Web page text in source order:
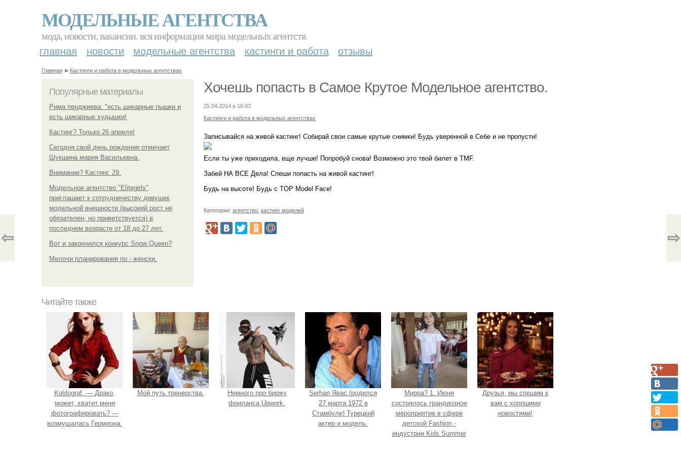
МОДЕЛЬНЫЕ АГЕНТСТВА
мода, новости, вакансии. вся информация мира модельных агентств
главная новости модельные агентства кастинги и работа отзывы
Главная » Кастинги и работа в модельных агентствах
Популярные материалы
Рима пенджиева: "есть шикарные пышки и
есть шикарные худышки!
Кастинг? Только 26 апреля!
Сегодня свой день рождения отмечает
Шукшина мария Васильевна.
Внимание? Кастинг. 29.
Модельное агентство "Elitegirls"
приглашает к сотрудничеству девушек
модельной внешности (высокий рост не
обязателен, но приветствуется) в
последнем возрасте от 18 до 27 лет.
Вот и закончился конкурс Snow Queen?
Мелочи планирования по - женски.
Хочешь попасть в Самое Крутое Модельное агентство.
25.04.2014 в 16:43
Кастинги и работа в модельных агентствах
Записывайся на живой кастинг! Собирай свои самые крутые снимки! Будь уверенной в Себе и не пропусти!
Если ты уже приходила, еще лучше! Попробуй снова! Возможно это твой билет в TMF.
Забей НА ВСЕ Дела! Спеши попасть на живой кастинг!
Будь на высоте! Будь с TOP Model Face!
Категории: агентство кастинг моделей
⇦ ⇨
Читайте также
Koldograf. — Драко,
может, хватит меня
фотографировать? —
возмущалась Гермиона.
Мой путь тренерства.
Немного про биржу
фриланса Upwork.
Serhan Явас (родился
27 марта 1972 в
Стамбуле) Турецкий
актер и модель.
Мирра? 1. Июня
состоялось грандиозное
мероприятие в сфере
детской Fashion -
индустрии Kids Summer
Друзья, мы спешим к
вам с хорошими
новостями!